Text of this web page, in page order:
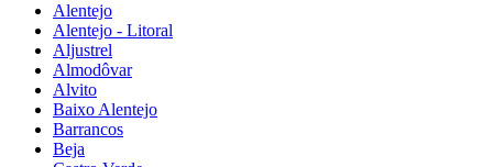
Alentejo
Alentejo - Litoral
Aljustrel
Almodôvar
Alvito
Baixo Alentejo
Barrancos
Beja